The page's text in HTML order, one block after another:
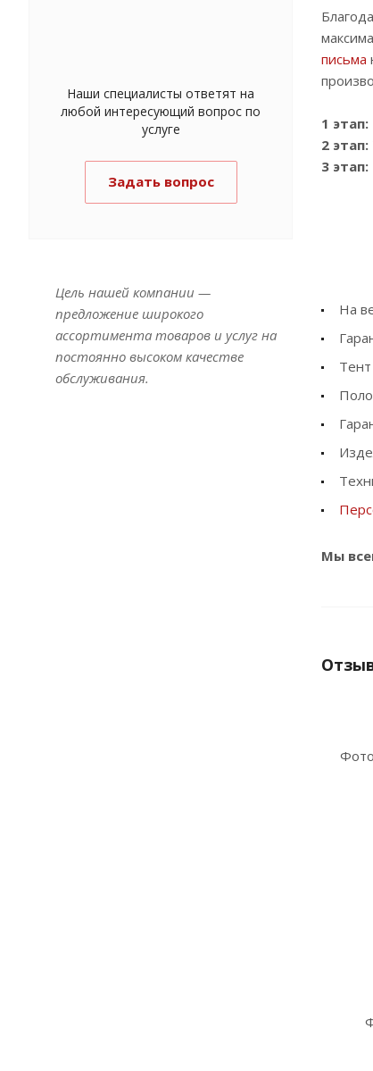
Наши специалисты ответят на
любой интересующий вопрос по
услуге
Задать вопрос
Цель нашей компании —
предложение широкого
ассортимента товаров и услуг на
постоянно высоком качестве
обслуживания.
письма
1 этап:
2 этап:
3 этап:
На
Мы